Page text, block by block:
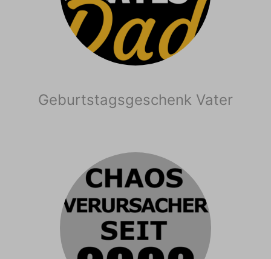
Geburtstagsgeschenk Vater